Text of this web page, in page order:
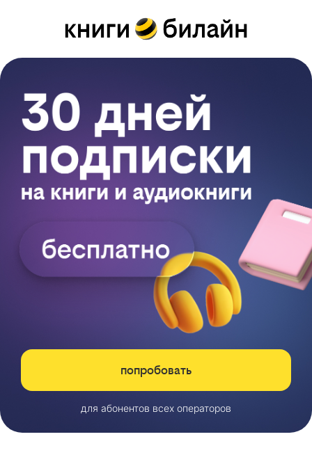
попробовать
для абонентов всех операторов